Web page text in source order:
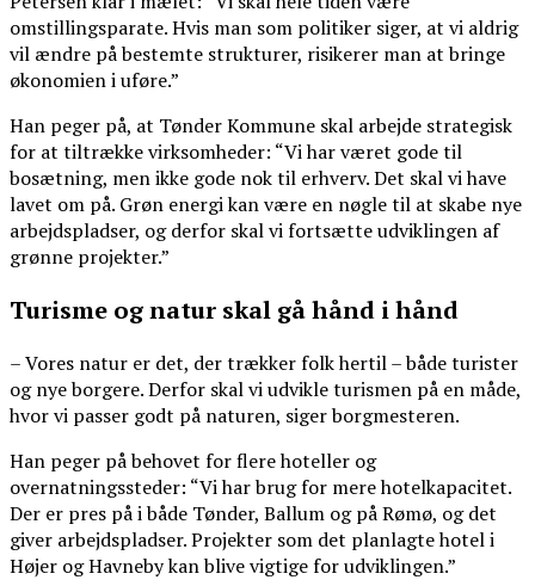
omstillingsparate. Hvis man som politiker siger, at vi aldrig
vil ændre på bestemte strukturer, risikerer man at bringe
økonomien i uføre.”
Han peger på, at Tønder Kommune skal arbejde strategisk
for at tiltrække virksomheder: “Vi har været gode til
bosætning, men ikke gode nok til erhverv. Det skal vi have
lavet om på. Grøn energi kan være en nøgle til at skabe nye
arbejdspladser, og derfor skal vi fortsætte udviklingen af
grønne projekter.”
Turisme og natur skal gå hånd i hånd
– Vores natur er det, der trækker folk hertil – både turister
og nye borgere. Derfor skal vi udvikle turismen på en måde,
hvor vi passer godt på naturen, siger borgmesteren.
Han peger på behovet for flere hoteller og
overnatningssteder: “Vi har brug for mere hotelkapacitet.
Der er pres på i både Tønder, Ballum og på Rømø, og det
giver arbejdspladser. Projekter som det planlagte hotel i
Højer og Havneby kan blive vigtige for udviklingen.”